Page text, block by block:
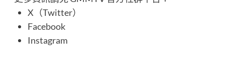
X（Twitter）
Facebook
Instagram